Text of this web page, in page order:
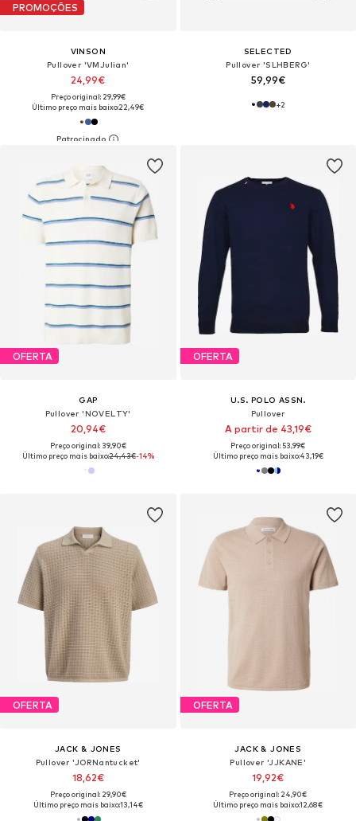
PROMOÇÕES
VINSON
Pullover 'VMJulian'
24,99€
Preço original: 29,99€
Último preço mais baixo:22,49€
SELECTED
Pullover 'SLHBERG'
59,99€
+2
OFERTA
GAP
Pullover 'NOVELTY'
20,94€
Preço original: 39,90€
Último preço mais baixo:24,43€-14%
OFERTA
U.S. POLO ASSN.
Pullover
A partir de 43,19€
Preço original: 53,99€
Último preço mais baixo:43,19€
OFERTA
JACK & JONES
Pullover 'JORNantucket'
18,62€
Preço original: 29,90€
Último preço mais baixo:13,14€
OFERTA
JACK & JONES
Pullover 'JJKANE'
19,92€
Preço original: 24,90€
Último preço mais baixo:12,68€